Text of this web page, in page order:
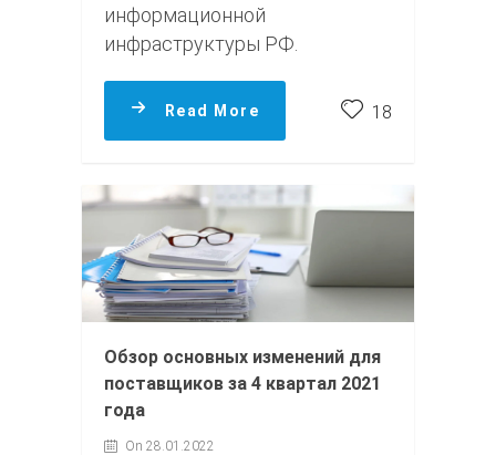
информационной
инфраструктуры РФ.
Read More 18
Обзор основных изменений для
поставщиков за 4 квартал 2021
года
On 28.01.2022